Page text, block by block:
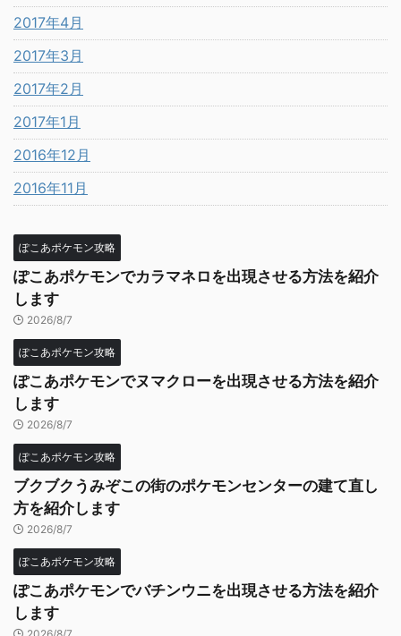
2017年4月
2017年3月
2017年2月
2017年1月
2016年12月
2016年11月
ぽこあポケモン攻略
ぽこあポケモンでカラマネロを出現させる方法を紹介
します
2026/8/7
ぽこあポケモン攻略
ぽこあポケモンでヌマクローを出現させる方法を紹介
します
2026/8/7
ぽこあポケモン攻略
ブクブクうみぞこの街のポケモンセンターの建て直し
方を紹介します
2026/8/7
ぽこあポケモン攻略
ぽこあポケモンでバチンウニを出現させる方法を紹介
します